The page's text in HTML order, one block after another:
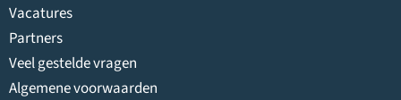
Vacatures
Partners
Veel gestelde vragen
Algemene voorwaarden